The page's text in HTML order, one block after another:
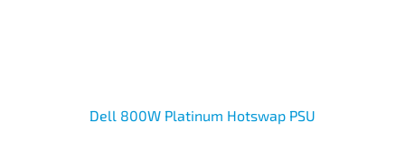
Dell 800W Platinum Hotswap PSU